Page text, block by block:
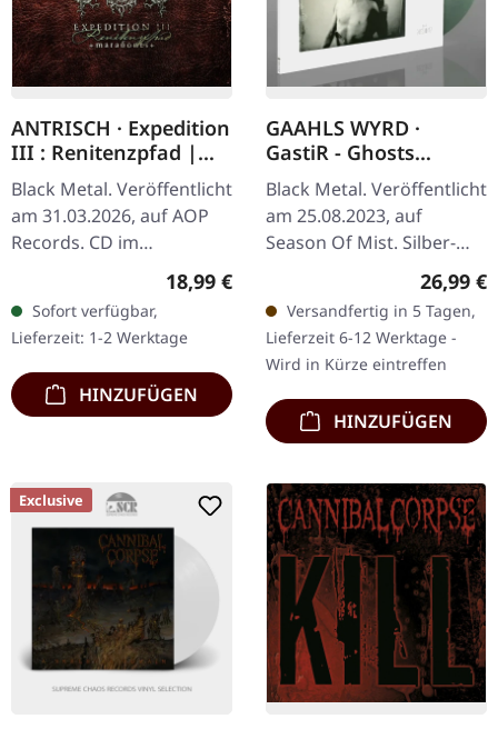
ANTRISCH · Expedition
III : Renitenzpfad |
MEDIABOOK CD
Black Metal. Veröffentlicht
am 31.03.2026, auf AOP
Records. CD im
seitigem Booklet. Limitiert
auf 1000 Exemplare.
Antrisch kehrt mit…
Regulärer Preis:
18,99 €
Sofort verfügbar,
Lieferzeit: 1-2 Werktage
HINZUFÜGEN
GAAHLS WYRD ·
GastiR - Ghosts
Invited |
SILVER/GREEN
MARBLED LP
Black Metal. Veröffentlicht
am 25.08.2023, auf
Season Of Mist. Silber-
grün marmoriertes Vinyl,
limitiert auf 300 Stück im
Gatefold-Cover. Gaahls…
26,99 €
Versandfertig in 5 Tagen,
Lieferzeit 6-12 Werktage -
Wird in Kürze eintreffen
HINZUFÜGEN
Exclusive